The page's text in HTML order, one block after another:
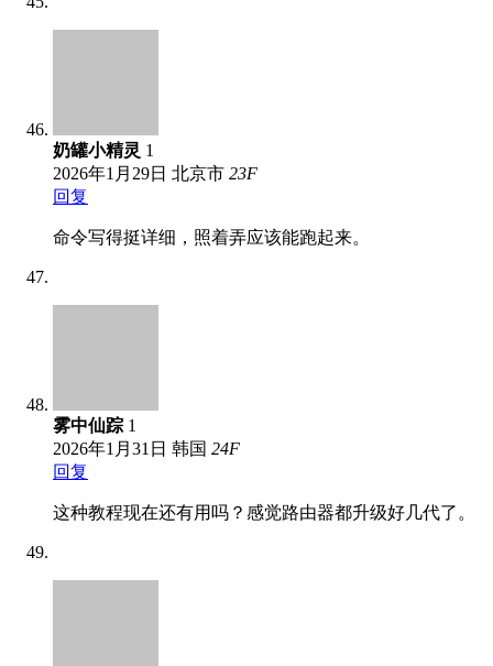
奶罐小精灵 1
2026年1月29日 北京市 23F
回复
命令写得挺详细，照着弄应该能跑起来。
雾中仙踪 1
2026年1月31日 韩国 24F
回复
这种教程现在还有用吗？感觉路由器都升级好几代了。